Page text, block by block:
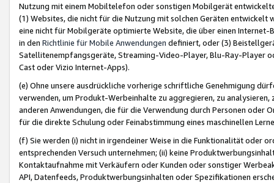
Nutzung mit einem Mobiltelefon oder sonstigen Mobilgerät
(1) Websites, die nicht für die Nutzung mit solchen Geräten
eine nicht für Mobilgeräte optimierte Website, die über einen
in den Richtlinie für Mobile Anwendungen definiert, oder (3)
Satellitenempfangsgeräte, Streaming-Video-Player, Blu-Ray-Player
Cast oder Vizio Internet-Apps).
(e) Ohne unsere ausdrückliche vorherige schriftliche Genehmigung
verwenden, um Produkt-Werbeinhalte zu aggregieren, zu
anderen Anwendungen, die für die Verwendung durch Personen
für die direkte Schulung oder Feinabstimmung eines maschinellen
(f) Sie werden (i) nicht in irgendeiner Weise in die Funktionalität oder
entsprechenden Versuch unternehmen; (ii) keine
Kontaktaufnahme mit Verkäufern oder Kunden oder sonstiger
API, Datenfeeds, Produktwerbungsinhalten oder Spezifikationen